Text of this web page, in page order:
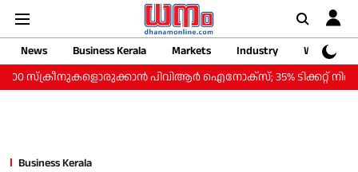
News Business Kerala Markets Industry
Web
സ്‌ക്രീനുകളൊരുക്കാന്‍ പിവിആര്‍ ഐനോക്‌സ്; 35% ടിക്കറ്റ് നിരക്ക്
Business Kerala